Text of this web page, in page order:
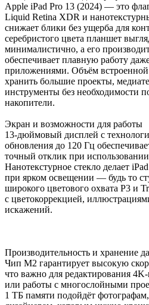
Apple iPad Pro 13 (2024) — это
Liquid Retina XDR и
снижает блики без ущерба для
серебристого цвета планшет
минималистично, а его
обеспечивает плавную работу
приложениями. Объём
хранить большие проекты,
инструменты без необходимости
накопители.
Экран и возможности для работы
13-дюймовый дисплей с
обновления до 120 Гц
точный отклик при
Нанотекстурное стекло делает
при ярком освещении — будь то
широкого цветового охвата P3 и
с цветокоррекцией,
искажений.
Производительность и хранение
Чип M2 гарантирует высокую
что важно для редактирования
или работы с многослойными
1 ТБ памяти подойдёт